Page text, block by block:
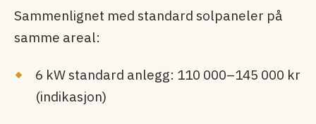
Sammenlignet med standard sol­paneler på
samme areal:
6 kW standard anlegg: 110 000–145 000 kr
(indikasjon)